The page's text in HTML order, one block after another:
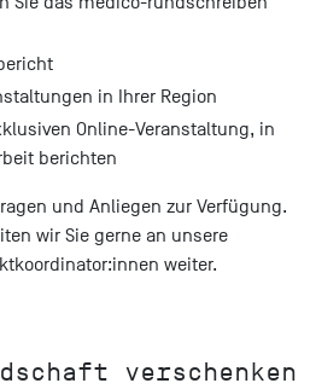
in Ihrer Region
Online-Veranstaltung, in
berichten
und Anliegen zur Verfügung.
wir Sie gerne an unsere
weiter.
verschenken